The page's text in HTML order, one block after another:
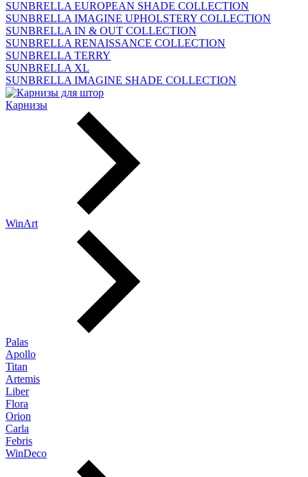
SUNBRELLA EUROPEAN SHADE COLLECTION
SUNBRELLA IMAGINE UPHOLSTERY COLLECTION
SUNBRELLA IN & OUT COLLECTION
SUNBRELLA RENAISSANCE COLLECTION
SUNBRELLA TERRY
SUNBRELLA XL
SUNBRELLA IMAGINE SHADE COLLECTION
Карнизы
WinArt
Palas
Apollo
Titan
Artemis
Liber
Flora
Orion
Carla
Febris
WinDeco